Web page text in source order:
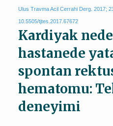
Ulus Travma Acil Cerrahi Derg. 2017;
10.5505/tjtes.2017.67672
Kardiyak
hastanede
spontan
hematomu:
deneyimi